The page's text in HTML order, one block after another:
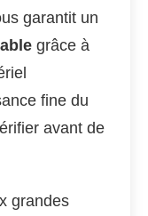
garantit un
grâce à
fine du
avant de
grandes